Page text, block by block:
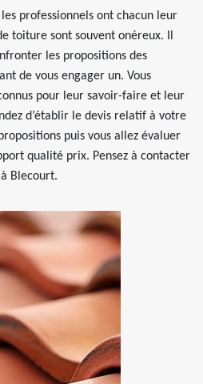
professionnels ont chacun leur
toiture sont souvent onéreux. Il
les propositions des
de vous engager un. Vous
pour leur savoir-faire et leur
d’établir le devis relatif à votre
puis vous allez évaluer
qualité prix. Pensez à contacter
Blecourt.